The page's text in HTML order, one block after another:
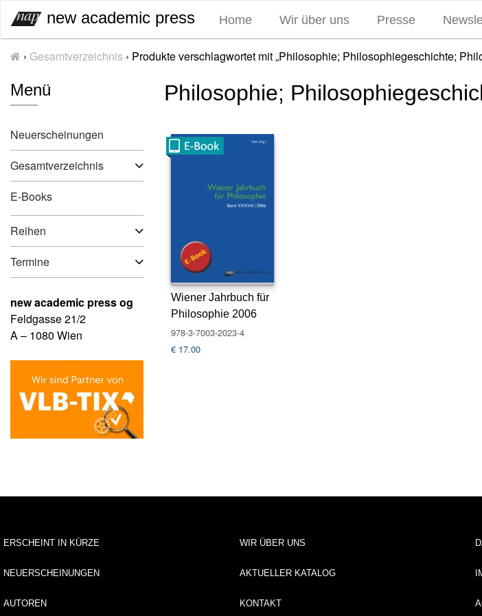
i
new academic press Home Wir über uns Presse
› Gesamtverzeichnis › Produkte verschlagwortet mit „Philosophie; Philosophiegeschichte;
Menü
Neuerscheinungen
Gesamtverzeichnis
E-Books
Reihen
Termine
new academic press og
Feldgasse 21/2
A – 1080 Wien
Philosophie;
Wiener Jahrbuch für
Philosophie 2006
978-3-7003-2023-4
€ 17.00
ERSCHEINT IN KÜRZE
NEUERSCHEINUNGEN
AUTOREN
WIR ÜBER UNS
AKTUELLER KATALOG
KONTAKT